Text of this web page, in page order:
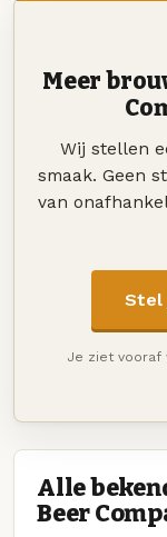
Meer
Wij stellen
smaak. Geen
van
Stel
Je ziet vooraf
Alle
Beer